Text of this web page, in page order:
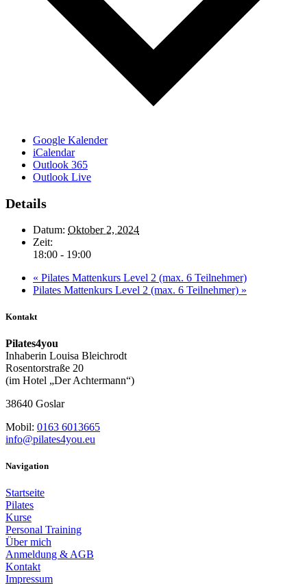
Google Kalender
iCalendar
Outlook 365
Outlook Live
Details
Datum: Oktober 2, 2024
Zeit:
18:00 - 19:00
« Pilates Mattenkurs Level 2 (max. 6 Teilnehmer)
Pilates Mattenkurs Level 2 (max. 6 Teilnehmer) »
Kontakt
Pilates4you
Inhaberin Louisa Bleichrodt
Rosentorstraße 20
(im Hotel „Der Achtermann“)
38640 Goslar
Mobil: 0163 6013665
info@pilates4you.eu
Navigation
Startseite
Pilates
Kurse
Personal Training
Über mich
Anmeldung & AGB
Kontakt
Impressum